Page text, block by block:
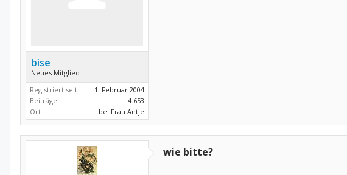
bise
Neues Mitglied
Registriert seit:
1. Februar 2004
Beiträge:
4.653
Ort:
bei Frau Antje
wie bitte?